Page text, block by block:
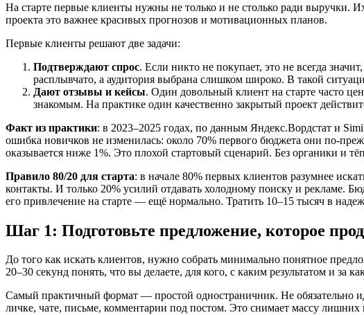
На старте первые клиенты нужны не только и не столько ради выручки.
проекта это важнее красивых прогнозов и мотивационных планов.
Первые клиенты решают две задачи:
Подтверждают спрос. Если никто не покупает, это не всегда
расплывчато, а аудитория выбрана слишком широко. В такой
Дают отзывы и кейсы. Один довольный клиент на старте часто
знакомым. На практике один качественно закрытый проект
Факт из практики: в 2023–2025 годах, по данным Яндекс.Вордстат и
ошибка новичков не изменилась: около 70% первого бюджета они по-
оказывается ниже 1%. Это плохой стартовый сценарий. Без органики и
Правило 80/20 для старта: в начале 80% первых клиентов разумнее
контакты. И только 20% усилий отдавать холодному поиску и рекламе.
его привлечение на старте — ещё нормально. Тратить 10–15 тысяч в
Шаг 1: Подготовьте предложение, которое
До того как искать клиентов, нужно собрать минимально понятное
20–30 секунд понять, что вы делаете, для кого, с каким результатом и за
Самый практичный формат — простой одностраничник. Не обязательно
личке, чате, письме, комментарии под постом. Это снимает массу лишних